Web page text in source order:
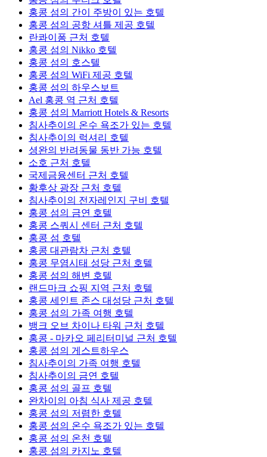
홍콩 섬의 간이 주방이 있는 호텔
홍콩 섬의 공항 셔틀 제공 호텔
란콰이퐁 근처 호텔
홍콩 섬의 Nikko 호텔
홍콩 섬의 호스텔
홍콩 섬의 WiFi 제공 호텔
홍콩 섬의 하우스보트
Ael 홍콩 역 근처 호텔
홍콩 섬의 Marriott Hotels & Resorts
침사추이의 온수 욕조가 있는 호텔
침사추이의 럭셔리 호텔
셩완의 반려동물 동반 가능 호텔
소호 근처 호텔
국제금융센터 근처 호텔
황후상 광장 근처 호텔
침사추이의 전자레인지 구비 호텔
홍콩 섬의 금연 호텔
홍콩 스쿼시 센터 근처 호텔
홍콩 섬 호텔
홍콩 대관람차 근처 호텔
홍콩 무염시태 성당 근처 호텔
홍콩 섬의 해변 호텔
랜드마크 쇼핑 지역 근처 호텔
홍콩 세인트 존스 대성당 근처 호텔
홍콩 섬의 가족 여행 호텔
뱅크 오브 차이나 타워 근처 호텔
홍콩 - 마카오 페리터미널 근처 호텔
홍콩 섬의 게스트하우스
침사추이의 가족 여행 호텔
침사추이의 금연 호텔
홍콩 섬의 골프 호텔
완차이의 아침 식사 제공 호텔
홍콩 섬의 저렴한 호텔
홍콩 섬의 온수 욕조가 있는 호텔
홍콩 섬의 온천 호텔
홍콩 섬의 카지노 호텔